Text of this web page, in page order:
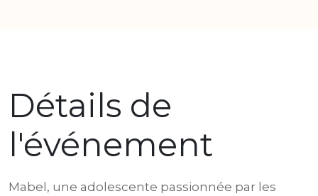
Détails de
l'événement
Mabel, une adolescente passionnée par les